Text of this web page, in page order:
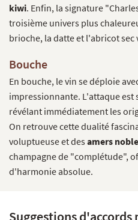
kiwi. Enfin, la signature
troisième univers plus
brioche, la datte et l'abricot
Bouche
En bouche, le vin se déploie
impressionnante. L'attaque est
révélant immédiatement les
On retrouve cette dualité
voluptueuse et desamers
champagne de "complétude",
d'harmonie absolue.